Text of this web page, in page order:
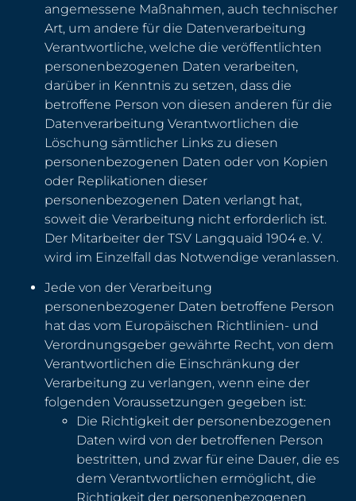
angemessene Maßnahmen, auch technischer
Art, um andere für die Datenverarbeitung
Verantwortliche, welche die veröffentlichten
personenbezogenen Daten verarbeiten,
darüber in Kenntnis zu setzen, dass die
betroffene Person von diesen anderen für die
Datenverarbeitung Verantwortlichen die
Löschung sämtlicher Links zu diesen
personenbezogenen Daten oder von Kopien
oder Replikationen dieser
personenbezogenen Daten verlangt hat,
soweit die Verarbeitung nicht erforderlich ist.
Der Mitarbeiter der TSV Langquaid 1904 e. V.
wird im Einzelfall das Notwendige veranlassen.
Jede von der Verarbeitung
personenbezogener Daten betroffene Person
hat das vom Europäischen Richtlinien- und
Verordnungsgeber gewährte Recht, von dem
Verantwortlichen die Einschränkung der
Verarbeitung zu verlangen, wenn eine der
folgenden Voraussetzungen gegeben ist:
Die Richtigkeit der personenbezogenen
Daten wird von der betroffenen Person
bestritten, und zwar für eine Dauer, die es
dem Verantwortlichen ermöglicht, die
Richtigkeit der personenbezogenen